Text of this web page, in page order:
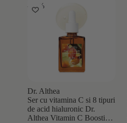
-10%
Dr. Althea
Ser cu vitamina C si 8 tipuri
de acid hialuronic Dr.
Althea Vitamin C Boosting